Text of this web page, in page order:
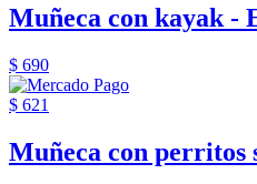
Muñeca con kayak -
$ 690
$ 621
Muñeca con perritos